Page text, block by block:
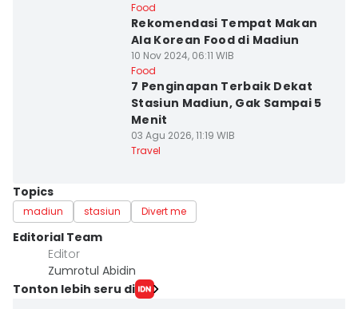
Food
Rekomendasi Tempat Makan
Ala Korean Food di Madiun
10 Nov 2024, 06:11 WIB
Food
7 Penginapan Terbaik Dekat
Stasiun Madiun, Gak Sampai 5
Menit
03 Agu 2026, 11:19 WIB
Travel
Topics
madiun stasiun Divert me
Editorial Team
Editor
Zumrotul Abidin
Tonton lebih seru di